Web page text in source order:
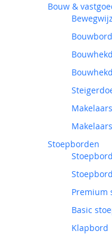
Bouw &
Bouwbord
Stoepborden
Premium
Basic
Klapbord